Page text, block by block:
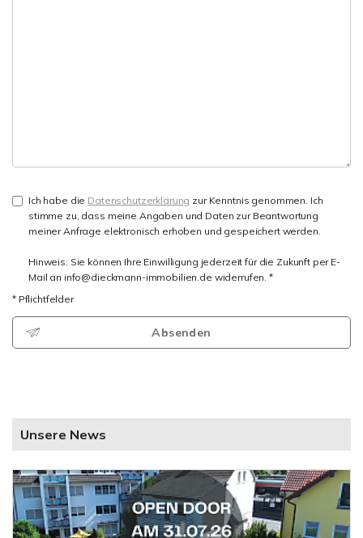
Ich habe die Datenschutzerklärung zur Kenntnis genommen. Ich
stimme zu, dass meine Angaben und Daten zur Beantwortung
meiner Anfrage elektronisch erhoben und gespeichert werden.
Hinweis: Sie können Ihre Einwilligung jederzeit für die Zukunft per E-
Mail an info@dieckmann-immobilien.de widerrufen. *
* Pflichtfelder
Absenden
Unsere News